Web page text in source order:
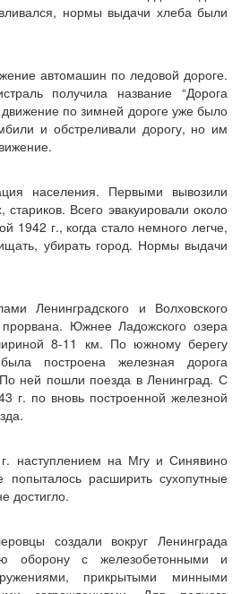
нормы выдачи хлеба были
автомашин по ледовой дороге.
получила название “Дорога
по зимней дороге уже было
и обстреливали дорогу, но им
населения. Первыми вывозили
Всего эвакуировали около
1942 г., когда стало немного легче,
убирать город. Нормы выдачи
Ленинградского и Волховского
Южнее Ладожского озера
8-11 км. По южному берегу
построена железная дорога
ней пошли поезда в Ленинград. С
г. по вновь построенной железной
наступлением на Мгу и Синявино
попыталось расширить сухопутные
достигло.
создали вокруг Ленинграда
оборону с железобетонными и
прикрытыми минными